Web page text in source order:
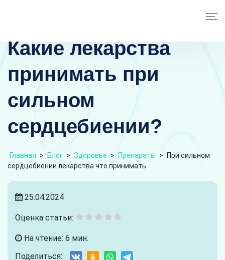
Какие лекарства
принимать при
сильном
сердцебиении?
Главная > Блог > Здоровье > Препараты >
При сильном
сердцебиении лекарства что принимать
25.04.2024
Оценка статьи:
На чтение: 6 мин.
Поделиться: